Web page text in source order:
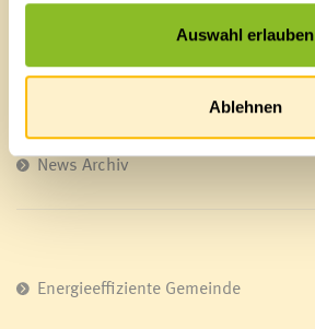
Auswahl erlauben
Ablehnen
Ortsplan
Veranstaltungskalender
Mediathek
News Archiv
Energieeffiziente Gemeinde